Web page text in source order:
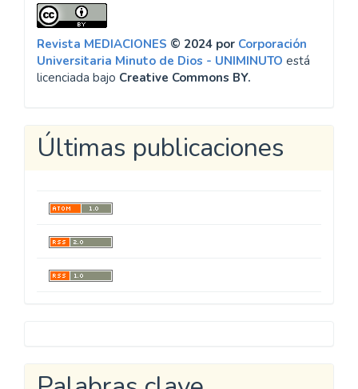
Revista MEDIACIONES © 2024 por Corporación
Universitaria Minuto de Dios - UNIMINUTO está
licenciada bajo Creative Commons BY.
Últimas publicaciones